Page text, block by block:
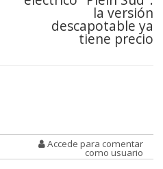
la versión
descapotable ya
tiene precio
Accede para comentar
como usuario